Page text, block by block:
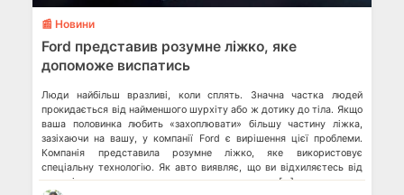
📰 Новини
Ford представив розумне ліжко, яке
допоможе виспатись
Люди найбільш вразливі, коли сплять. Значна частка людей
прокидається від найменшого шурхіту або ж дотику до тіла. Якщо
ваша половинка любить «захоплювати» більшу частину ліжка,
зазіхаючи на вашу, у компанії Ford є вирішення цієї проблеми.
Компанія представила розумне ліжко, яке використовує
спеціальну технологію. Як авто виявляє, що ви відхиляєтесь від
смуги і автоматично корегує керування, датчики […]